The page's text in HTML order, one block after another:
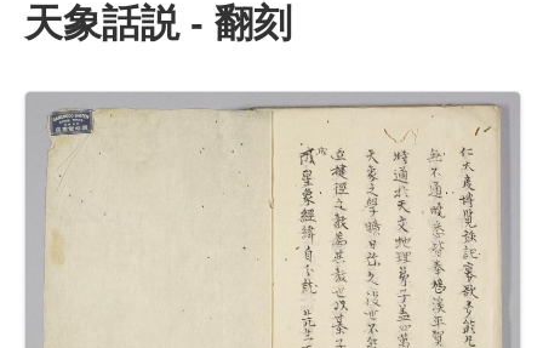
天象話説 - 翻刻